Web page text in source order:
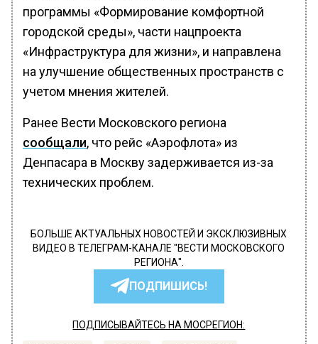
программы «Формирование комфортной
городской среды», части нацпроекта
«Инфраструктура для жизни», и направлена
на улучшение общественных пространств с
учетом мнения жителей.
Ранее Вести Московского региона
сообщали, что рейс «Аэрофлота» из
Денпасара в Москву задерживается из-за
технических проблем.
БОЛЬШЕ АКТУАЛЬНЫХ НОВОСТЕЙ И ЭКСКЛЮЗИВНЫХ
ВИДЕО В ТЕЛЕГРАМ-КАНАЛЕ "ВЕСТИ МОСКОВСКОГО
РЕГИОНА".
ПОДПИШИСЬ!
ПОДПИСЫВАЙТЕСЬ НА МОСРЕГИОН: